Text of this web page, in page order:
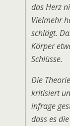
das Herz
Vielmehr
schlägt.
Körper
Schlüsse.
Die
kritisiert
infrage
dass es